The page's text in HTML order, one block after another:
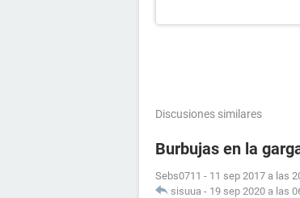
Discusiones similares
Burbujas en la
Sebs0711 - 11 sep 2017 a las
sisuua - 19 sep 2020 a las